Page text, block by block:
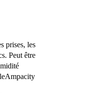
prises, les
Peut être
Ampacity